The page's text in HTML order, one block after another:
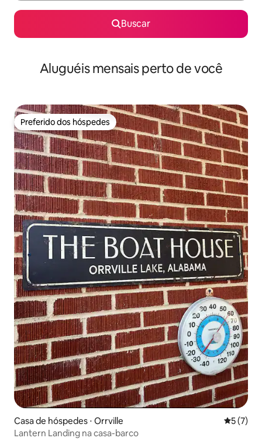
Buscar
Aluguéis mensais perto de você
Preferido dos hóspedes
Preferido dos hóspedes
Casa de hóspedes ⋅ Orrville 5 de
5 (7)
Lantern Landing na casa-barco